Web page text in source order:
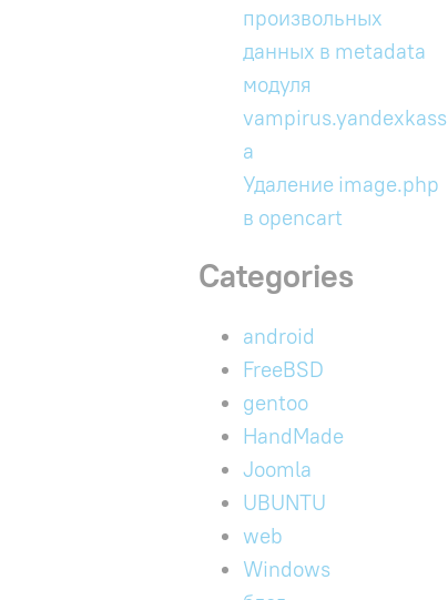
произвольных
данных в metadata
модуля
vampirus.yandexkass
a
Удаление image.php
в opencart
Categories
android
FreeBSD
gentoo
HandMade
Joomla
UBUNTU
web
Windows